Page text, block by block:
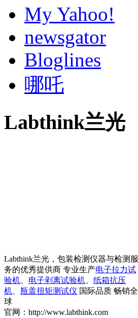
My Yahoo!
newsgator
Bloglines
哪吒
Labthink兰光
Labthink兰光，包装检测仪器与检测服
务的优秀提供商 专业生产电子拉力试
验机
电子剥离试验机
纸箱抗压
机
瓶盖扭矩测试仪 国际品质 畅销全
球
官网：http://www.labthink.com